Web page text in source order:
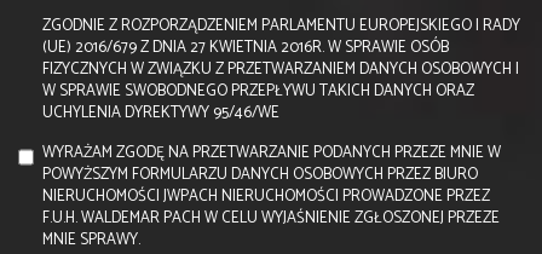
ZGODNIE Z ROZPORZĄDZENIEM PARLAMENTU EUROPEJSKIEGO I RADY
(UE) 2016/679 Z DNIA 27 KWIETNIA 2016R. W SPRAWIE OSÓB
FIZYCZNYCH W ZWIĄZKU Z PRZETWARZANIEM DANYCH OSOBOWYCH I
W SPRAWIE SWOBODNEGO PRZEPŁYWU TAKICH DANYCH ORAZ
UCHYLENIA DYREKTYWY 95/46/WE
WYRAŻAM ZGODĘ NA PRZETWARZANIE PODANYCH PRZEZE MNIE W
POWYŻSZYM FORMULARZU DANYCH OSOBOWYCH PRZEZ BIURO
NIERUCHOMOŚCI JWPACH NIERUCHOMOŚCI PROWADZONE PRZEZ
F.U.H. WALDEMAR PACH W CELU WYJAŚNIENIE ZGŁOSZONEJ PRZEZE
MNIE SPRAWY.